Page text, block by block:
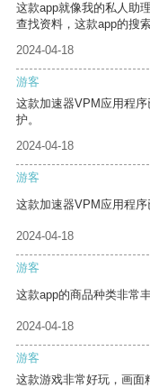
这款app就像我的私人助
查找资料，这款app的搜
2024-04-18
游客
这款加速器VPM应用程
护。
2024-04-18
游客
这款加速器VPM应用程序
2024-04-18
游客
这款app的商品种类非常
2024-04-18
游客
这款游戏非常好玩，画面